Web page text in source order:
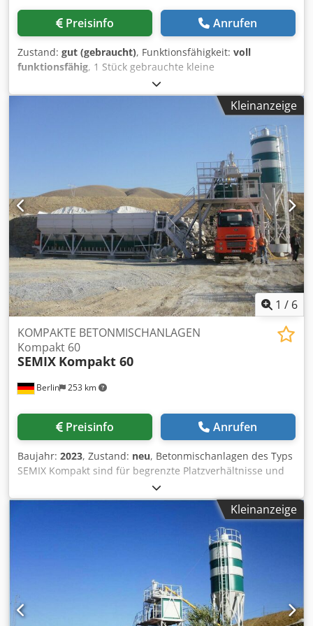
Preisinfo Anrufen
Zustand: gut (gebraucht), Funktionsfähigkeit: voll
funktionsfähig, 1 Stück gebrauchte kleine
Betonmischanlage zum Beispiel für Fertigteilproduktion
Hersteller: PEMAT Typ: 0,5 Zuschlagstoff - Lagerung 2
Boxen Dsdoyk Ev Ropfx Agteck 2 separate Dosierbänder
und Abzugsbänder je Bunker Mischer: Tellermischer 0,5
m³, Dosierung: Zuschlagstoffe über Dosierbänder am
Bunker, Zementwaage 250kg, Wasserwaage 100l
Zementsilos 1 X 40 to Steuerung: manuelle Bedienung /
Schalttafel VERFÜGBAR SOFORT Standort:
Norddeutschland Angebot versteht sich rein netto ab
Standort Zwischenverkauf vorbehalten, Irrtümer und/oder
Fehldarstellungen vorbehalten, ohne Garantie und/oder
Gewährleistung, wie gesehen, liegend und/oder stehend
Eine Vervielfältigung, Weiterverwendung, Publizierung
und/oder Kopie dieses Angebotes ist in vollem Umfang
untersagt!
Kleinanzeige
1 / 6
Berlin 253 km
KOMPAKTE BETONMISCHANLAGEN
Kompakt 60
SEMIX Kompakt 60
Preisinfo Anrufen
Baujahr: 2023, Zustand: neu, Betonmischanlagen des Typs
SEMIX Kompakt sind für begrenzte Platzverhältnisse und
den einfachen Transport in Überseeländer konzipiert.
SEMIX Kompakt 60 passt in zwei Container und kann in 3
Tagen komplett montiert werden. SEMIX Kompakt 60 ist
mit Betonmischern mit einem Fassungsvermögen von
1500/1000 Litern ausgestattet, die als Einwellen- oder
Planetenmischer ausgeführt werden können.
Entsprechend des Siliziumanteils der Betonrezeptur,
werden bei den SEMIX Betonmischern NiHard4 oder
Hardox 450 Verschleißteile verwendet. Alle SEMIX-
Zuschlagstoff-Speicherbehälter sind zwecks zusätzlicher
Kleinanzeige